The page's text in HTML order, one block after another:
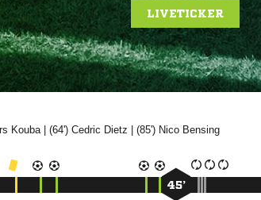
LIVETICKER
| (64')   | (85') 
45’